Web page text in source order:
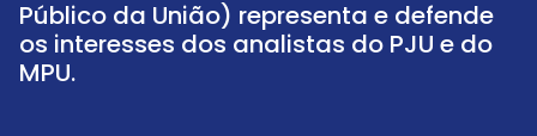
Público da União) representa e defende
os interesses dos analistas do PJU e do
MPU.